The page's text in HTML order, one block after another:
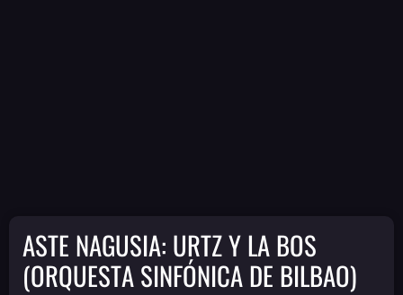
ASTE NAGUSIA: URTZ Y LA BOS
(ORQUESTA SINFÓNICA DE BILBAO)